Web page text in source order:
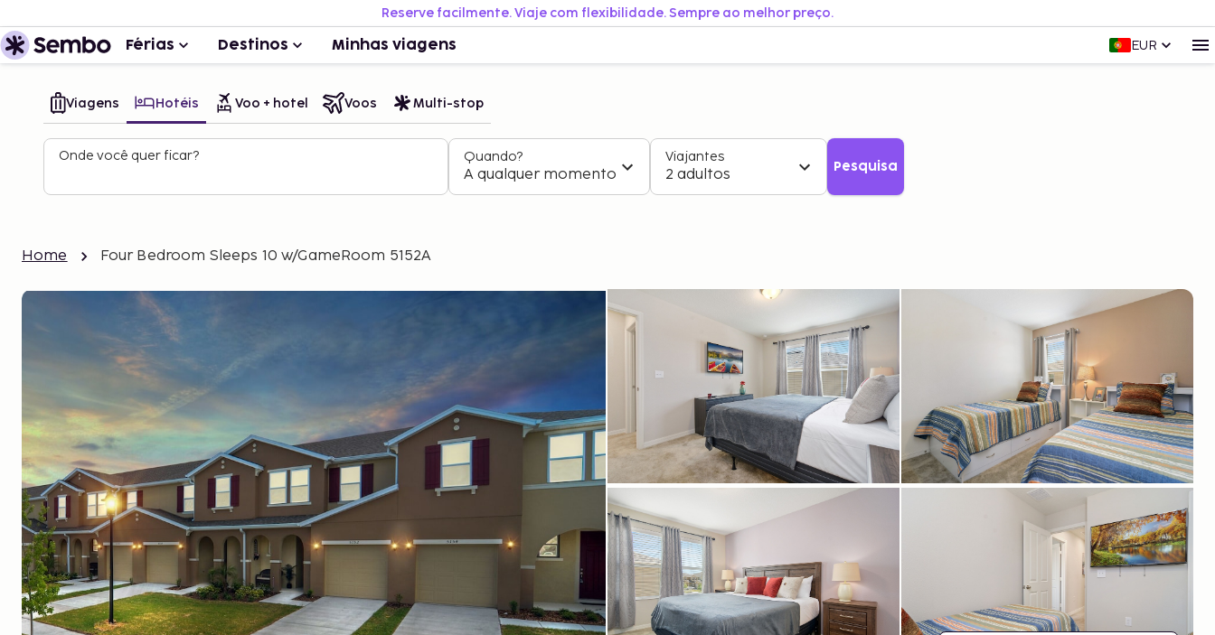
Reserve facilmente. Viaje com flexibilidade. Sempre ao melhor preço.
Férias Destinos Minhas viagens EUR
Viagens Hotéis Voo + hotel Voos Multi-stop
Onde você quer ficar? Quando?
A qualquer momento
Viajantes
2 adultos Pesquisa
Home Four Bedroom Sleeps 10 w/GameRoom 5152A